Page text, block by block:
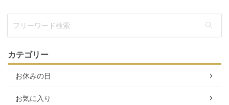
カテゴリー
お休みの日
お気に入り